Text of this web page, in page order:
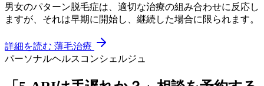
男女のパターン脱毛症は、適切な治療の組み合わせに反応し
ますが、それは早期に開始し、継続した場合に限られます。
詳細を読む 薄毛治療
パーソナルヘルスコンシェルジュ